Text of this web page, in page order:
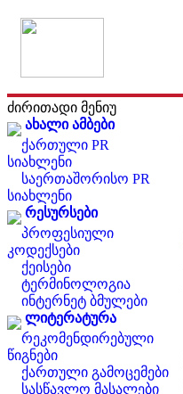
ძირითადი მენიუ
ახალი ამბები
ქართული PR
სიახლენი
საერთაშორისო PR
სიახლენი
რესურსები
პროფესიული
კოდექსები
ქეისები
ტერმინოლოგია
ინტერნეტ ბმულები
ლიტერატურა
რეკომენდირებული
წიგნები
ქართული გამოცემები
სასწავლო მასალები